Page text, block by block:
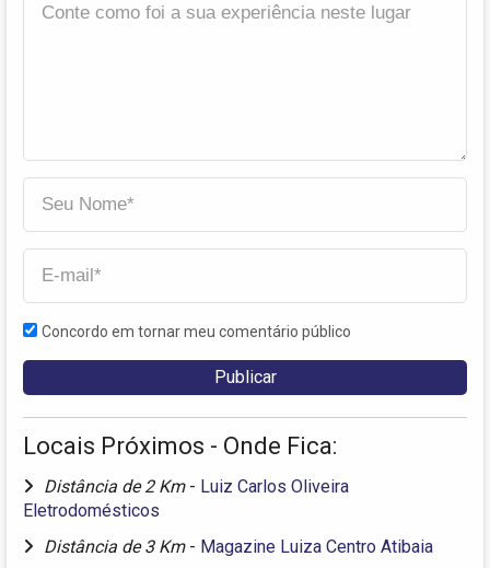
Concordo em tornar meu comentário público
Locais Próximos - Onde Fica:
Distância de 2 Km - Luiz Carlos Oliveira
Eletrodomésticos
Distância de 3 Km - Magazine Luiza Centro Atibaia